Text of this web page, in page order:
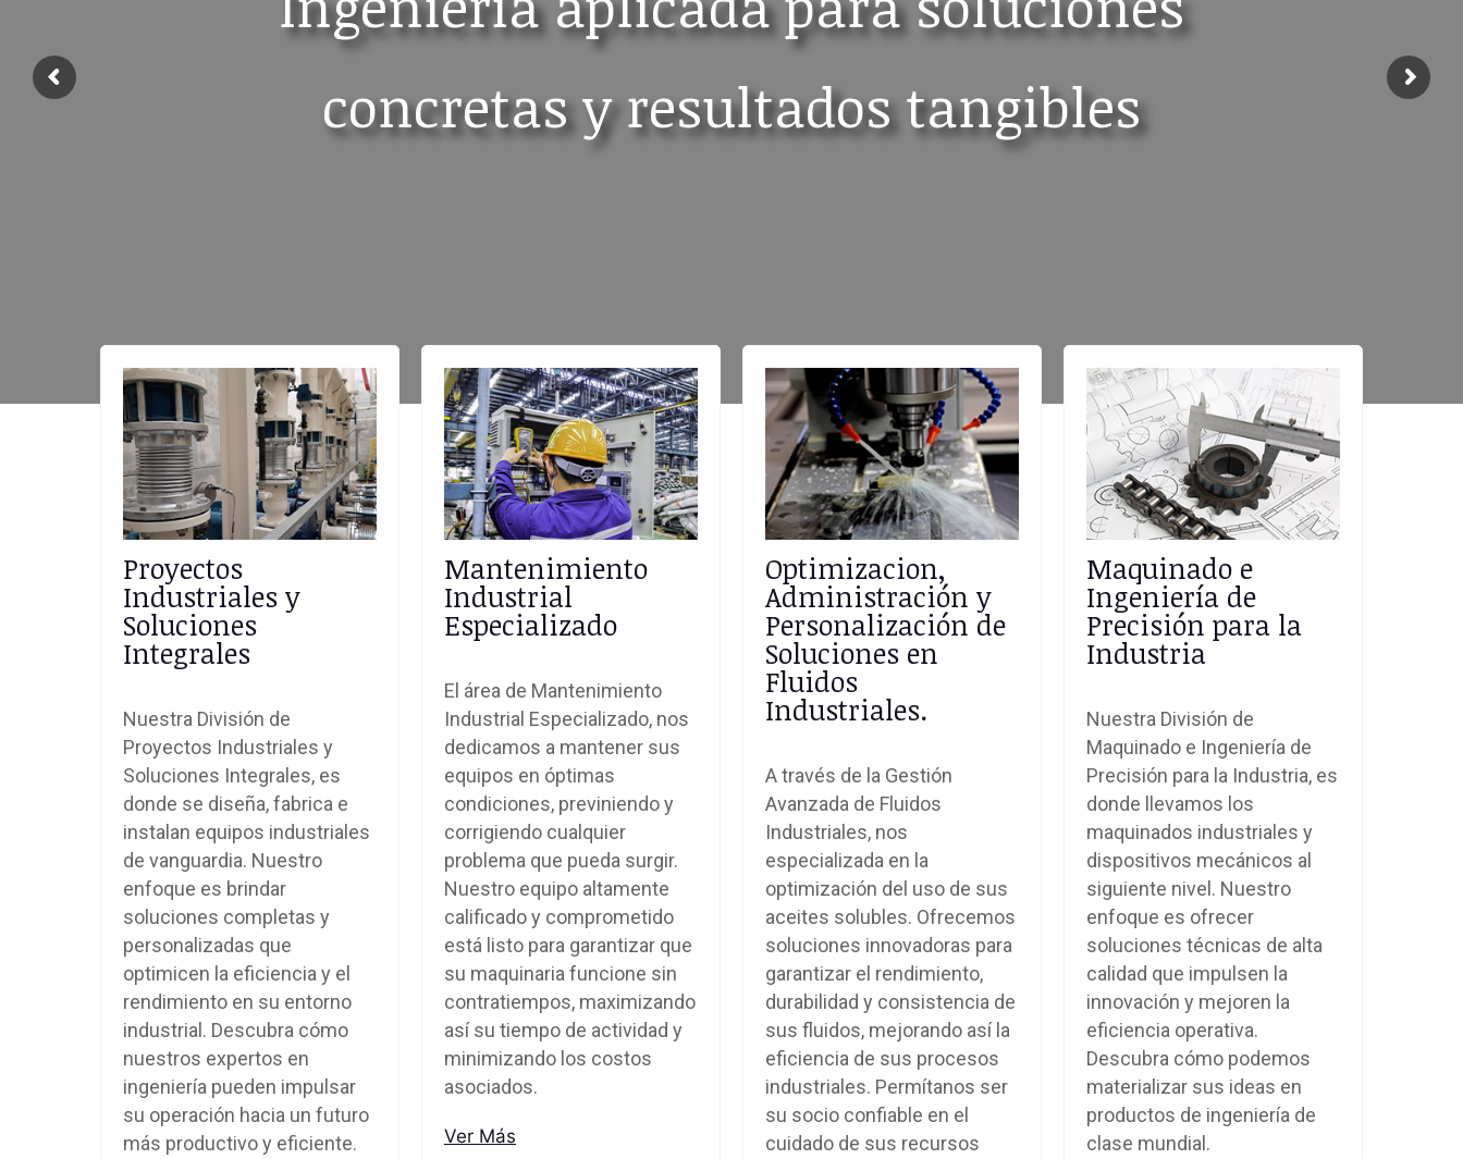
concretas y resultados tangibles
Proyectos
Industriales y
Soluciones
Integrales
Nuestra División de
Proyectos Industriales y
Soluciones Integrales, es
donde se diseña, fabrica e
instalan equipos industriales
de vanguardia. Nuestro
enfoque es brindar
soluciones completas y
personalizadas que
optimicen la eficiencia y el
rendimiento en su entorno
industrial. Descubra cómo
nuestros expertos en
ingeniería pueden impulsar
su operación hacia un futuro
más productivo y eficiente.
Mantenimiento
Industrial
Especializado
El área de Mantenimiento
Industrial Especializado, nos
dedicamos a mantener sus
equipos en óptimas
condiciones, previniendo y
corrigiendo cualquier
problema que pueda surgir.
Nuestro equipo altamente
calificado y comprometido
está listo para garantizar que
su maquinaria funcione sin
contratiempos, maximizando
así su tiempo de actividad y
minimizando los costos
asociados.
Ver Más
Optimizacion,
Administración y
Personalización de
Soluciones en
Fluidos
Industriales.
A través de la Gestión
Avanzada de Fluidos
Industriales, nos
especializada en la
optimización del uso de sus
aceites solubles. Ofrecemos
soluciones innovadoras para
garantizar el rendimiento,
durabilidad y consistencia de
sus fluidos, mejorando así la
eficiencia de sus procesos
industriales. Permítanos ser
su socio confiable en el
cuidado de sus recursos
Maquinado e
Ingeniería de
Precisión para la
Industria
Nuestra División de
Maquinado e Ingeniería de
Precisión para la Industria, es
donde llevamos los
maquinados industriales y
dispositivos mecánicos al
siguiente nivel. Nuestro
enfoque es ofrecer
soluciones técnicas de alta
calidad que impulsen la
innovación y mejoren la
eficiencia operativa.
Descubra cómo podemos
materializar sus ideas en
productos de ingeniería de
clase mundial.